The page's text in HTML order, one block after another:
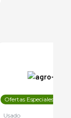
Ofertas Especiales
Usado